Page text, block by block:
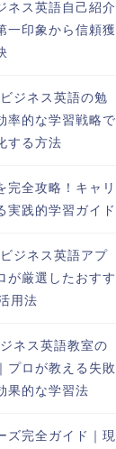
ネス英語自己紹介
一印象から信頼獲
ジネス英語の勉
率的な学習戦略で
する方法
完全攻略！キャリ
実践的学習ガイド
ジネス英語アプ
が厳選したおすす
用法
ネス英語教室の
プロが教える失敗
果的な学習法
ズ完全ガイド｜現